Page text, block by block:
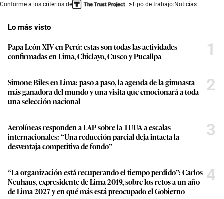
Conforme a los criterios de Tipo de trabajo:Noticias
Lo más visto
Papa León XIV en Perú: estas son todas las actividades
confirmadas en Lima, Chiclayo, Cusco y Pucallpa
1
Simone Biles en Lima: paso a paso, la agenda de la gimnasta
más ganadora del mundo y una visita que emocionará a toda
una selección nacional
2
Aerolíneas responden a LAP sobre la TUUA a escalas
internacionales: “Una reducción parcial deja intacta la
desventaja competitiva de fondo”
3
“La organización está recuperando el tiempo perdido”: Carlos
Neuhaus, expresidente de Lima 2019, sobre los retos a un año
de Lima 2027 y en qué más está preocupado el Gobierno
4